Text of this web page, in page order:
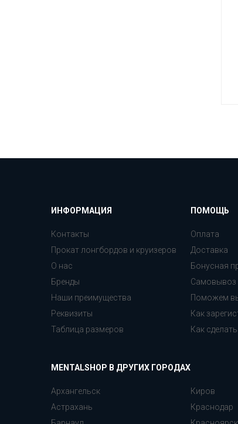
ИНФОРМАЦИЯ
Контакты
Прокат лонгбордов и круизеров
О нас
Бренды
Наши преимущества
Реквизиты
Таблица размеров
ПОМОЩЬ
Оплата
Доставка
Бонусная
Самовывоз
Поможем
Как
Как
MENTALSHOP В ДРУГИХ ГОРОДАХ
Архангельск
Астрахань
Киров
Краснодар